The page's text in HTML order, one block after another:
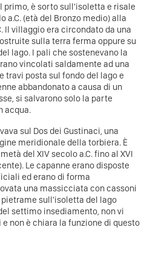
primo, è sorto sull'isoletta e risale
a.C. (età del Bronzo medio) alla
Il villaggio era circondato da una
sulla terra ferma oppure su
lago. I pali che sostenevano la
vincolati saldamente ad una
posta sul fondo del lago e
abbandonato a causa di un
si salvarono solo la parte
acqua.
sul Dos dei Gustinaci, una
meridionale della torbiera. È
del XIV secolo a.C. fino al XVI
Le capanne erano disposte
ed erano di forma
una massicciata con cassoni
sull'isoletta del lago
settimo insediamento, non vi
non è chiara la funzione di questo